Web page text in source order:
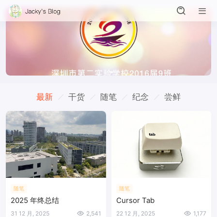
最新 干货 随笔 纪念 尝鲜
随笔
2025 年终总结
31 12 月, 2025 2,541
随笔
Cursor Tab
22 12 月, 2025 1,177